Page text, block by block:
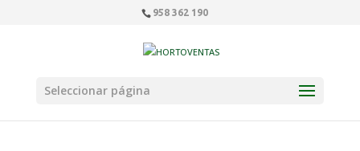
958 362 190
Seleccionar página